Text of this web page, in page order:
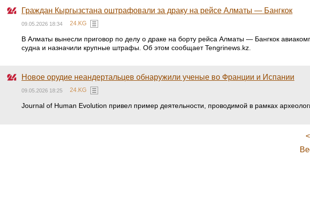
Граждан Кыргызстана оштрафовали за драку на рейсе Алматы — Бангкок
09.05.2026 18:34 24.KG
В Алматы вынесли приговор по делу о драке на борту рейса Алматы — Бангкок
судна и назначили крупные штрафы. Об этом сообщает Tengrinews.kz.
Новое орудие неандертальцев обнаружили ученые во Франции и Испании
09.05.2026 18:25 24.KG
Journal of Human Evolution привел пример деятельности, проводимой в рамках